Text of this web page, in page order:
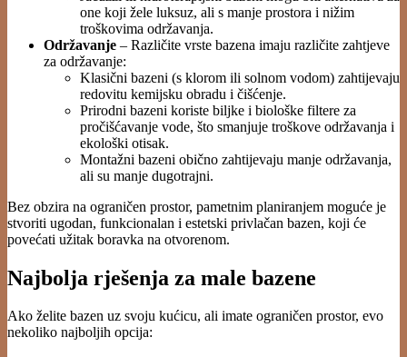
one koji žele luksuz, ali s manje prostora i nižim
troškovima održavanja.
Održavanje – Različite vrste bazena imaju različite zahtjeve
za održavanje:
Klasični bazeni (s klorom ili solnom vodom) zahtijevaju
redovitu kemijsku obradu i čišćenje.
Prirodni bazeni koriste biljke i biološke filtere za
pročišćavanje vode, što smanjuje troškove održavanja i
ekološki otisak.
Montažni bazeni obično zahtijevaju manje održavanja,
ali su manje dugotrajni.
Bez obzira na ograničen prostor, pametnim planiranjem moguće je
stvoriti ugodan, funkcionalan i estetski privlačan bazen, koji će
povećati užitak boravka na otvorenom.
Najbolja rješenja za male bazene
Ako želite bazen uz svoju kućicu, ali imate ograničen prostor, evo
nekoliko najboljih opcija: